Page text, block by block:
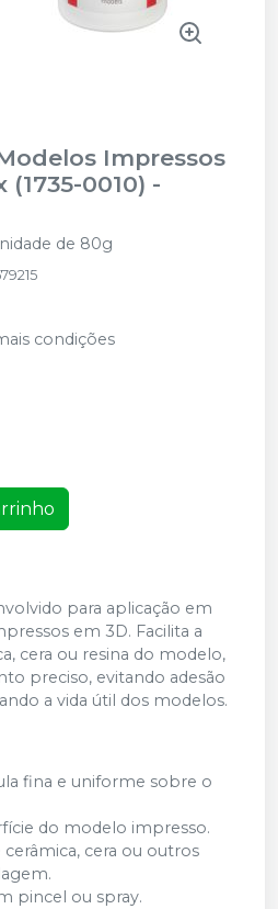
Impressos
(1735-0010) -
de 80g
condições
para aplicação em
em 3D. Facilita a
cera ou resina do modelo,
preciso, evitando adesão
a vida útil dos modelos.
fina e uniforme sobre o
do modelo impresso.
cerâmica, cera ou outros
pincel ou spray.